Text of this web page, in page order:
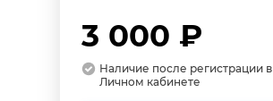
3 000 ₽
Наличие после регистрации в
Личном кабинете